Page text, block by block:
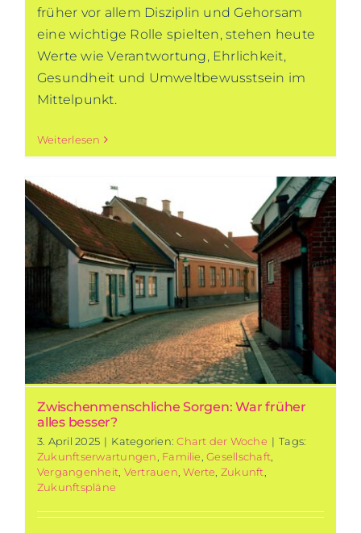
früher vor allem Disziplin und Gehorsam
eine wichtige Rolle spielten, stehen heute
Werte wie Verantwortung, Ehrlichkeit,
Gesundheit und Umweltbewusstsein im
Mittelpunkt.
Weiterlesen
Zwischenmenschliche Sorgen: War früher
alles besser?
3. April 2025 | Kategorien:Chart der Woche | Tags:
Zukunftserwartungen, Familie,Gesellschaft,
Vergangenheit, Vertrauen,Werte, Zukunft,
Zukunftspläne